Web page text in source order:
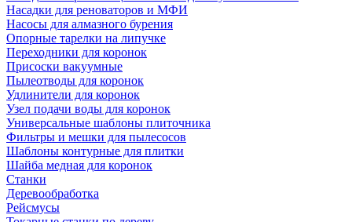
Насадки для реноваторов и МФИ
Насосы для алмазного бурения
Опорные тарелки на липучке
Переходники для коронок
Присоски вакуумные
Пылеотводы для коронок
Удлинители для коронок
Узел подачи воды для коронок
Универсальные шаблоны плиточника
Фильтры и мешки для пылесосов
Шаблоны контурные для плитки
Шайба медная для коронок
Станки
Деревообработка
Рейсмусы